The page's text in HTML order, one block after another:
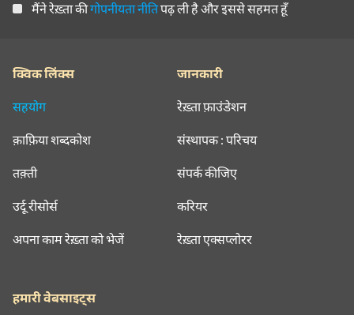
मैंने रेख़्ता कीगोपनीयता नीतिपढ़ ली है और इससे सहमत हूँ
क्विक लिंक्स
सहयोग
क़ाफ़िया शब्दकोश
तक़्ती
उर्दू रीसोर्स
अपना काम रेख़्ता को भेजें
जानकारी
रेख़्ता फ़ाउंडेशन
संस्थापक : परिचय
संपर्क कीजिए
करियर
रेख़्ता एक्सप्लोरर
हमारी वेबसाइट्स